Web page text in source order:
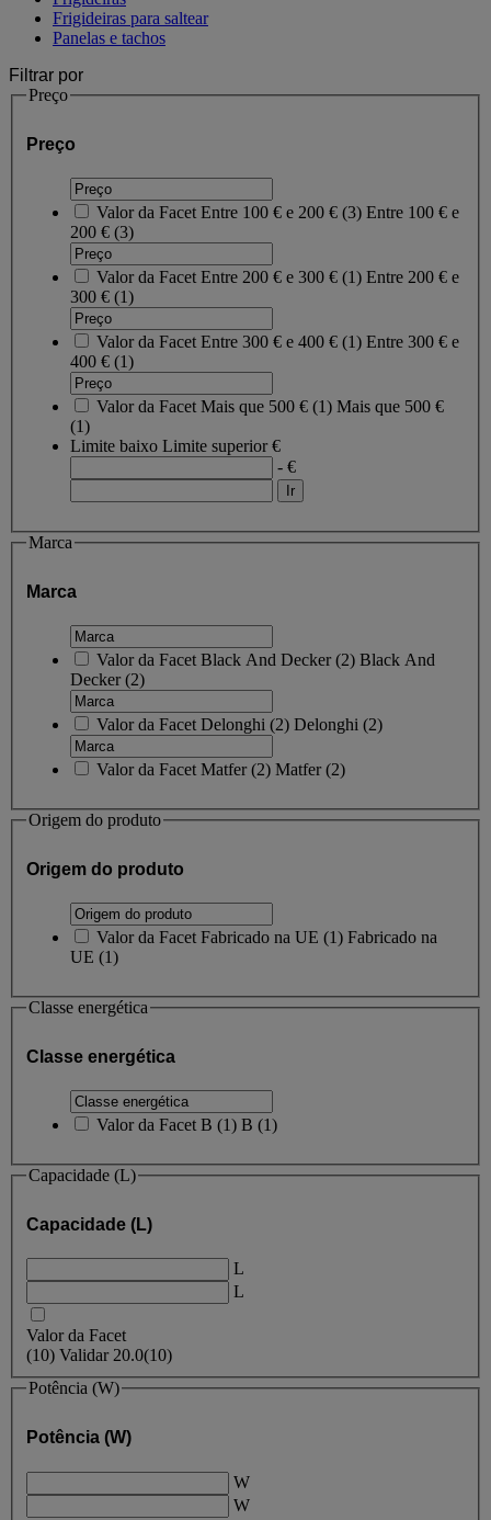
Frigideiras para saltear
Panelas e tachos
Filtrar por
Preço
Preço
Valor da Facet Entre 100 € e 200 € (3) Entre 100 € e
200 € (3)
Valor da Facet Entre 200 € e 300 € (1) Entre 200 € e
300 € (1)
Valor da Facet Entre 300 € e 400 € (1) Entre 300 € e
400 € (1)
Valor da Facet Mais que 500 € (1) Mais que 500 €
(1)
Limite baixo Limite superior€
- €
Marca
Marca
Valor da Facet Black And Decker(2) Black And
Decker(2)
Valor da Facet Delonghi (2) Delonghi (2)
Valor da Facet Matfer(2) Matfer(2)
Origem do produto
Origem do produto
Valor da Facet Fabricado na UE (1) Fabricado na
UE (1)
Classe energética
Classe energética
Valor da Facet B (1) B (1)
Capacidade (L)
Capacidade (L)
L
L
Valor da Facet
(10) Validar20.0(10)
Potência (W)
Potência (W)
W
W